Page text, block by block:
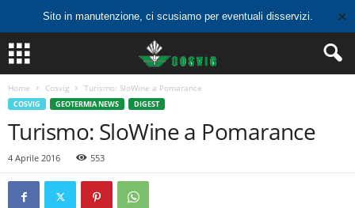
Sito in manutenzione, ci scusiamo per eventuali disservizi. ✕
Home Cosvig Turismo: SloWine a Pomarance
COSVIG GEOTERMIA NEWS DIGEST
Turismo: SloWine a Pomarance
4 Aprile 2016 553